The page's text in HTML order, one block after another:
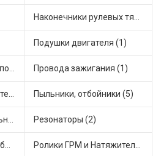
Наконечники рулевых тяг (4)
Подушки двигателя (1)
Подшипники для транспорта (7) Провода зажигания (1)
Пружины, рессоры для техники (2) Пыльники, отбойники (5)
Радиаторы автомобильные (2) Резонаторы (2)
Реле и датчики автомобильные (17) Ролики ГРМ и Натяжители (1)